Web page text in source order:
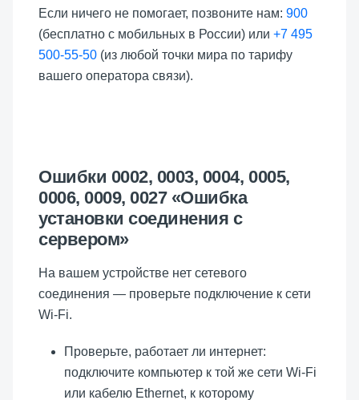
Если ничего не помогает, позвоните нам: 900
(бесплатно с мобильных в России) или +7 495
500-55-50 (из любой точки мира по тарифу
вашего оператора связи).
Ошибки 0002, 0003, 0004, 0005,
0006, 0009, 0027 «Ошибка
установки соединения с
сервером»
На вашем устройстве нет сетевого
соединения — проверьте подключение к сети
Wi-Fi.
Проверьте, работает ли интернет:
подключите компьютер к той же сети Wi-Fi
или кабелю Ethernet, к которому